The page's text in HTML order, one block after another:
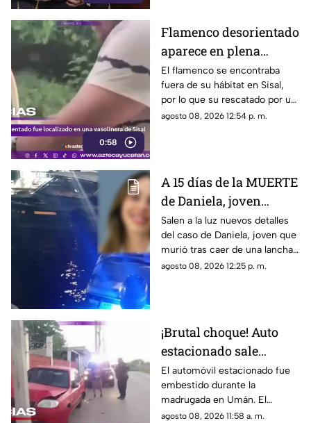
Gobierno Federal.
0:58
Flamenco desorientado
aparece en plena
GASOLINERA de Sisal;
así fue su insólito
rescate (+VIDEO)
El flamenco se encontraba
fuera de su hábitat en Sisal,
por lo que su rescatado por un
ciudadano, quién lo llevó a la
agosto 08, 2026 12:54 p. m.
A 15 días de la MUERTE
de Daniela, joven
4mput4da por LANCHA
en Progreso, revelan
datos perturbadores del
caso
Salen a la luz nuevos detalles
del caso de Daniela, joven que
murió tras caer de una lancha
en Progreso. Revelan
agosto 08, 2026 12:25 p. m.
¡Brutal choque! Auto
estacionado sale
proyectado tras fuerte
impacto en Umán;
conductor huye
El automóvil estacionado fue
embestido durante la
madrugada en Umán. El
conductor responsable huyó
agosto 08, 2026 11:58 a. m.